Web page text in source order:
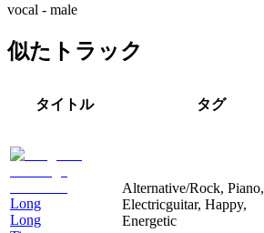
vocal - male
似たトラック
タイトル タグ
Long
Long
Alternative/Rock, Piano,
Electricguitar, Happy,
Energetic